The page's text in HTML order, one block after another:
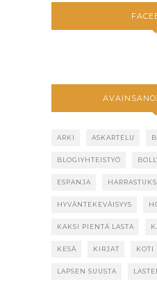
ARKI ASKARTELU
BLOGIYHTEISTYÖ
ESPANJA
HYVÄNTEKEVÄISYYS
KAKSI PIENTÄ LASTA
KESÄ KIRJAT KOTI
LAPSEN SUUSTA